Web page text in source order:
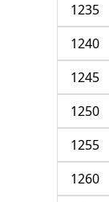
1235
1240
1245
1250
1255
1260